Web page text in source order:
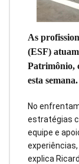
As
(ESF)
Patrimônio,
esta semana.
No
estratégias
equipe e
explica